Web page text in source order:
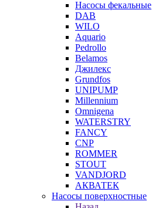
Насосы фекальные
DAB
WILO
Aquario
Pedrollo
Belamos
Джилекс
Grundfos
UNIPUMP
Millennium
Omnigena
WATERSTRY
FANCY
CNP
ROMMER
STOUT
VANDJORD
АКВАТЕК
Насосы поверхностные